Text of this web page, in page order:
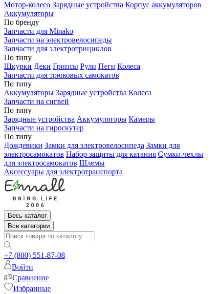
Мотор-колесо Зарядные устройства Корпус аккумуляторов
Аккумуляторы
По бренду
Запчасти для Minako
Запчасти на электровелосипеды
Запчасти для электротрициклов
По типу
Шкурки Деки Грипсы Рули Пеги Колеса
Запчасти для трюковых самокатов
По типу
Аккумуляторы Зарядные устройства Колеса
Запчасти на сигвей
По типу
Зарядные устройства Аккумуляторы Камеры
Запчасти на гироскутер
По типу
Дождевики Замки для электровелосипеда Замки для
электросамокатов Набор защиты для катания Сумки-чехлы
для электросамокатов Шлемы
Аксессуары для электротранспорта
Весь каталог
Все категории
+7 (800) 551-87-08
Войти
Сравнение
Избранные